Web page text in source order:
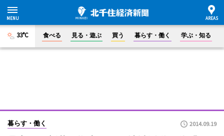
33°C 食べる 見る・遊ぶ 買う 暮らす・働く 学ぶ・知る
暮らす・働く 2014.09.19